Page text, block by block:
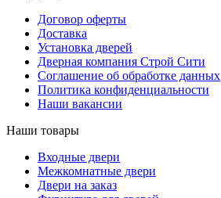
Договор оферты
Доставка
Установка дверей
Дверная компания Строй Сити
Соглашение об обработке данных
Политика конфиденциальности
Наши вакансии
Наши товары
Входные двери
Межкомнатные двери
Двери на заказ